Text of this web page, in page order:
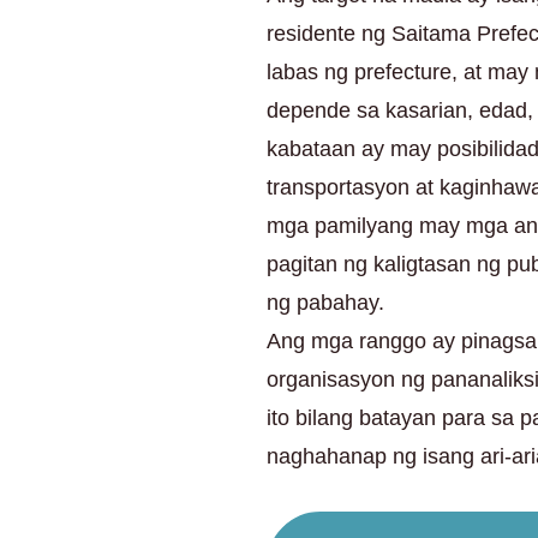
residente ng Saitama
labas ng prefecture, at
depende sa kasarian,
kabataan ay may
transportasyon at
mga pamilyang may mga
pagitan ng kaligtasan ng
ng pabahay.
Ang mga ranggo ay
organisasyon ng
ito bilang batayan para sa
naghahanap ng isang ari-